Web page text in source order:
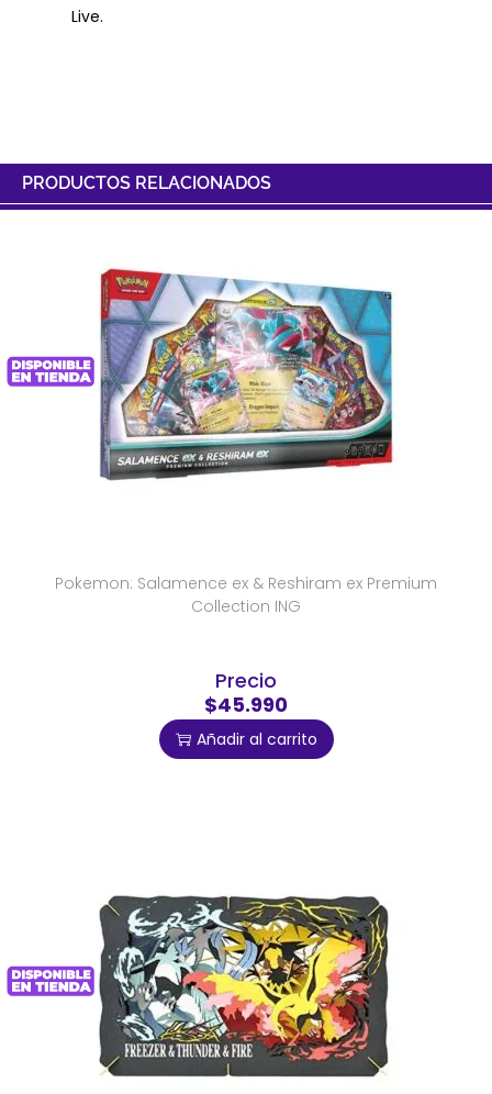
Live.
PRODUCTOS RELACIONADOS
Pokemon: Salamence ex & Reshiram ex Premium
Collection ING
Precio
$45.990
Añadir al carrito